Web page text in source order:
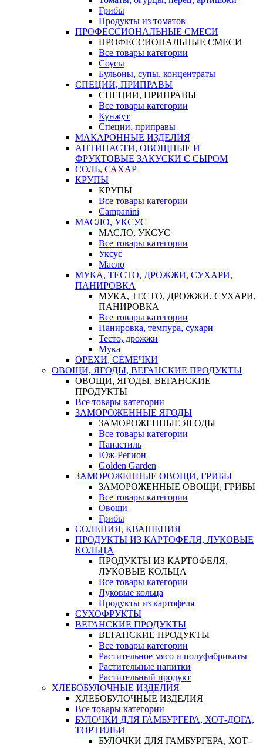
Грибы
Продукты из томатов
ПРОФЕССИОНАЛЬНЫЕ СМЕСИ
ПРОФЕССИОНАЛЬНЫЕ СМЕСИ
Все товары категории
Соусы
Бульоны, супы, концентраты
СПЕЦИИ, ПРИПРАВЫ
СПЕЦИИ, ПРИПРАВЫ
Все товары категории
Кунжут
Специи, приправы
МАКАРОННЫЕ ИЗДЕЛИЯ
АНТИПАСТИ, ОВОЩНЫЕ И
ФРУКТОВЫЕ ЗАКУСКИ С СЫРОМ
СОЛЬ, САХАР
КРУПЫ
КРУПЫ
Все товары категории
Campanini
МАСЛО, УКСУС
МАСЛО, УКСУС
Все товары категории
Уксус
Масло
МУКА, ТЕСТО, ДРОЖЖИ, СУХАРИ,
ПАНИРОВКА
МУКА, ТЕСТО, ДРОЖЖИ, СУХАРИ,
ПАНИРОВКА
Все товары категории
Панировка, темпура, сухари
Тесто, дрожжи
Мука
ОРЕХИ, СЕМЕЧКИ
ОВОЩИ, ЯГОДЫ, ВЕГАНСКИЕ ПРОДУКТЫ
ОВОЩИ, ЯГОДЫ, ВЕГАНСКИЕ
ПРОДУКТЫ
Все товары категории
ЗАМОРОЖЕННЫЕ ЯГОДЫ
ЗАМОРОЖЕННЫЕ ЯГОДЫ
Все товары категории
Панастиль
Юж-Регион
Golden Garden
ЗАМОРОЖЕННЫЕ ОВОЩИ, ГРИБЫ
ЗАМОРОЖЕННЫЕ ОВОЩИ, ГРИБЫ
Все товары категории
Овощи
Грибы
СОЛЕНИЯ, КВАШЕНИЯ
ПРОДУКТЫ ИЗ КАРТОФЕЛЯ, ЛУКОВЫЕ
КОЛЬЦА
ПРОДУКТЫ ИЗ КАРТОФЕЛЯ,
ЛУКОВЫЕ КОЛЬЦА
Все товары категории
Луковые кольца
Продукты из картофеля
СУХОФРУКТЫ
ВЕГАНСКИЕ ПРОДУКТЫ
ВЕГАНСКИЕ ПРОДУКТЫ
Все товары категории
Растительное мясо и полуфабрикаты
Растительные напитки
Растительный продукт
ХЛЕБОБУЛОЧНЫЕ ИЗДЕЛИЯ
ХЛЕБОБУЛОЧНЫЕ ИЗДЕЛИЯ
Все товары категории
БУЛОЧКИ ДЛЯ ГАМБУРГЕРА, ХОТ-ДОГА,
ТОРТИЛЬИ
БУЛОЧКИ ДЛЯ ГАМБУРГЕРА, ХОТ-